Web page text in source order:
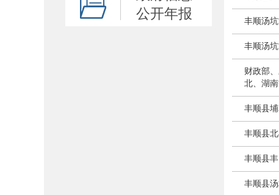
公开年报
丰顺汤
丰顺汤
财政部
北、湖
丰顺县
丰顺县
丰顺县
丰顺县